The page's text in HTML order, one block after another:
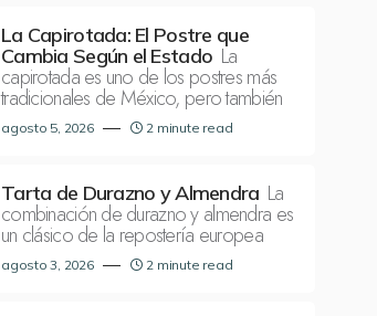
La Capirotada: El Postre que
Cambia Según el Estado La
capirotada es uno de los postres más
tradicionales de México, pero también
agosto 5, 2026 2 minute read
Tarta de Durazno y Almendra La
combinación de durazno y almendra es
un clásico de la repostería europea
agosto 3, 2026 2 minute read